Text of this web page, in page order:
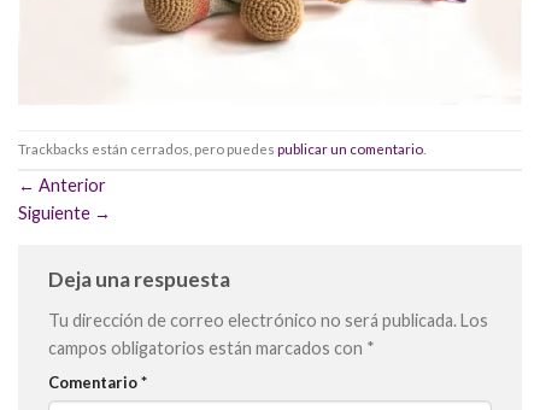
Trackbacks están cerrados, pero puedes publicar un comentario
← Anterior
Siguiente →
Deja una respuesta
Tu dirección de correo electrónico no será publicada.Los
campos obligatorios están marcados con *
Comentario*